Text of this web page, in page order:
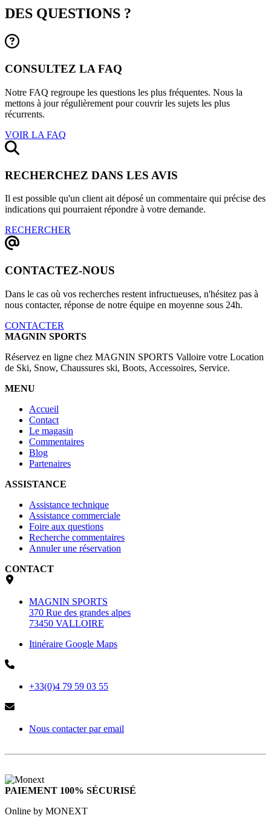
DES QUESTIONS ?
CONSULTEZ LA FAQ
Notre FAQ regroupe les questions les plus fréquentes. Nous la
mettons à jour régulièrement pour couvrir les sujets les plus
récurrents.
VOIR LA FAQ
RECHERCHEZ DANS LES AVIS
Il est possible qu'un client ait déposé un commentaire qui précise des
indications qui pourraient répondre à votre demande.
RECHERCHER
CONTACTEZ-NOUS
Dans le cas où vos recherches restent infructueuses, n'hésitez pas à
nous contacter, réponse de notre équipe en moyenne sous 24h.
CONTACTER
MAGNIN SPORTS
Réservez en ligne chez MAGNIN SPORTS Valloire votre Location
de Ski, Snow, Chaussures ski, Boots, Accessoires, Service.
MENU
Accueil
Contact
Le magasin
Commentaires
Blog
Partenaires
ASSISTANCE
Assistance technique
Assistance commerciale
Foire aux questions
Recherche commentaires
Annuler une réservation
CONTACT
MAGNIN SPORTS
370 Rue des grandes alpes
73450 VALLOIRE
Itinéraire Google Maps
+33(0)4 79 59 03 55
Nous contacter par email
PAIEMENT 100% SÉCURISÉ
Online by MONEXT